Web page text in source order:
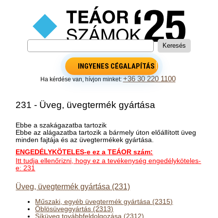
INGYENES CÉGALAPÍTÁS
Ha kérdése van, hívjon minket:+36 30 220 1100
231 - Üveg, üvegtermék gyártása
Ebbe a szakágazatba tartozik
Ebbe az alágazatba tartozik a bármely úton előállított üveg
minden fajtája és az üvegtermékek gyártása.
ENGEDÉLYKÖTELES-e ez a TEÁOR szám:
Itt tudja ellenőrizni, hogy ez a tevékenység engedélyköteles-
e: 231
Üveg, üvegtermék gyártása (231)
Műszaki, egyéb üvegtermék gyártása (2315)
Öblösüveggyártás (2313)
Síküveg továbbfeldolgozása (2312)